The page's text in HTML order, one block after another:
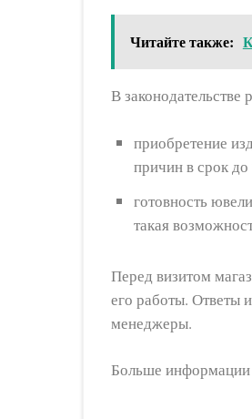
Читайте также:
В законодательстве
приобретение
причин в срок до
готовность
такая
Перед визитом
его работы. Ответы
менеджеры.
Больше информации